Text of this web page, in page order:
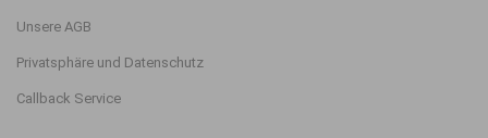
Unsere AGB
Privatsphäre und Datenschutz
Callback Service